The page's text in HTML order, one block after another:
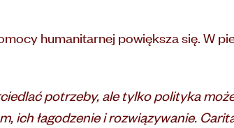
humanitarnej powiększa się. W
potrzeby, ale tylko polityka
łagodzenie i rozwiązywanie.